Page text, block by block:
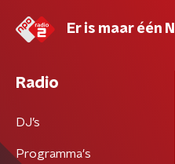
Er is maar één
Radio
DJ’s
Programma's